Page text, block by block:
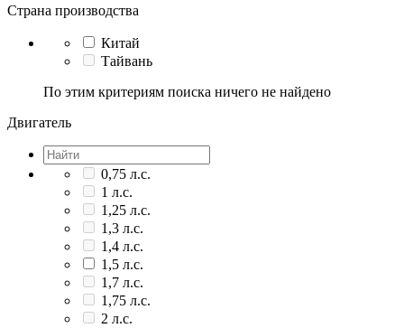
Страна производства
Китай
Тайвань
По этим критериям поиска ничего не найдено
Двигатель
0,75 л.с.
1 л.с.
1,25 л.с.
1,3 л.с.
1,4 л.с.
1,5 л.с.
1,7 л.с.
1,75 л.с.
2 л.с.